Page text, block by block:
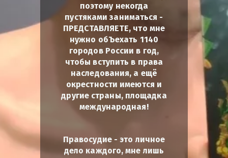
поэтому некогда
пустяками заниматься -
ПРЕДСТАВЛЯЕТЕ, что мне
нужно обЪехать 1140
городов России в год,
чтобы вступить в права
наследования, а ещё
окрестности имеются и
другие страны, площадка
международная!
Правосудие - это личное
дело каждого, мне лишь